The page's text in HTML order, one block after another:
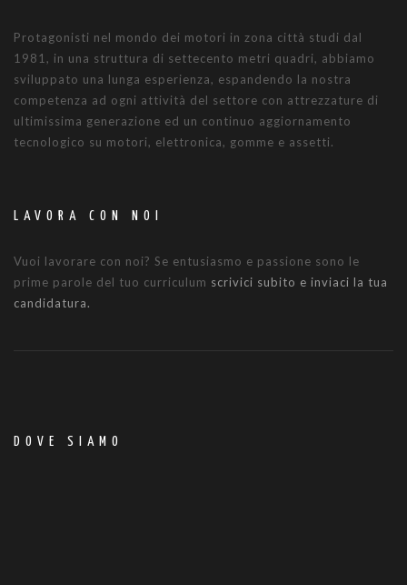
Protagonisti nel mondo dei motori in zona città studi dal
1981, in una struttura di settecento metri quadri, abbiamo
sviluppato una lunga esperienza, espandendo la nostra
competenza ad ogni attività del settore con attrezzature di
ultimissima generazione ed un continuo aggiornamento
tecnologico su motori, elettronica, gomme e assetti.
LAVORA CON NOI
Vuoi lavorare con noi? Se entusiasmo e passione sono le
prime parole del tuo curriculum scrivici subito e inviaci la tua
candidatura.
DOVE SIAMO